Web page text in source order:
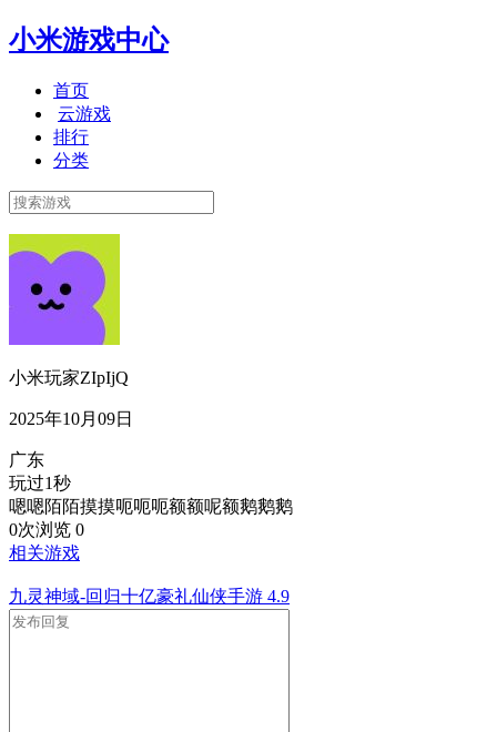
小米游戏中心
首页
云游戏
排行
分类
小米玩家ZIpIjQ
2025年10月09日
广东
玩过1秒
嗯嗯陌陌摸摸呃呃呃额额呢额鹅鹅鹅
0次浏览 0
相关游戏
九灵神域-回归十亿豪礼仙侠手游 4.9